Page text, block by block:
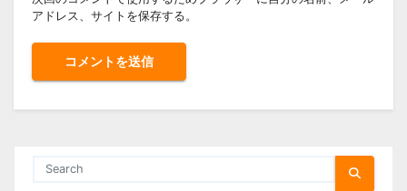
アドレス、サイトを保存する。